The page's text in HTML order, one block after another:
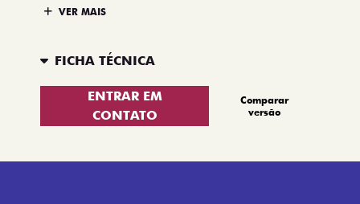
VER MAIS
FICHA TÉCNICA
ENTRAR EM
CONTATO
Comparar
versão